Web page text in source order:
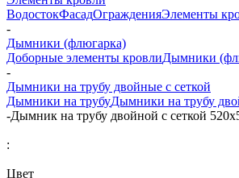
ВодостокФасадОгражденияЭлементы
-
Дымники (флюгарка)
Доборные элементы кровлиДымники
-
Дымники на трубу двойные с сеткой
Дымники на трубуДымники на трубу
-Дымник на трубу двойной с сеткой
:
Цвет